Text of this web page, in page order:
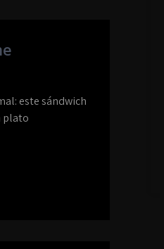
este sándwich
plato